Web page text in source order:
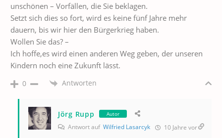
unschönen – Vorfällen, die Sie beklagen.
Setzt sich dies so fort, wird es keine fünf Jahre mehr
dauern, bis wir hier den Bürgerkrieg haben.
Wollen Sie das? –
Ich hoffe,es wird einen anderen Weg geben, der unseren
Kindern noch eine Zukunft lässt.
0 Antworten
Jörg Rupp Autor
Antwort auf Wilfried Lasarcyk 10 Jahre vor